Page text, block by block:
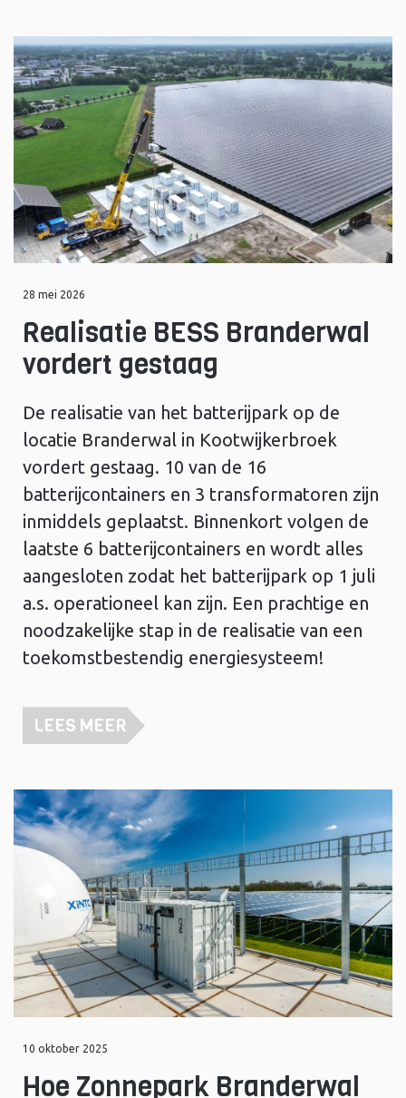
28 mei 2026
Realisatie BESS Branderwal
vordert gestaag
De realisatie van het batterijpark op de
locatie Branderwal in Kootwijkerbroek
vordert gestaag. 10 van de 16
batterijcontainers en 3 transformatoren zijn
inmiddels geplaatst. Binnenkort volgen de
laatste 6 batterijcontainers en wordt alles
aangesloten zodat het batterijpark op 1 juli
a.s. operationeel kan zijn. Een prachtige en
noodzakelijke stap in de realisatie van een
toekomstbestendig energiesysteem!
LEES MEER
10 oktober 2025
Hoe Zonnepark Branderwal